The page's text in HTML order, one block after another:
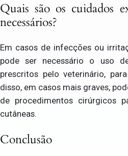
Quais são os cuidados
necessários?
Em casos de infecções ou
pode ser necessário o uso
prescritos pelo veterinário,
disso, em casos mais graves,
de procedimentos cirúrgicos
cutâneas.
Conclusão